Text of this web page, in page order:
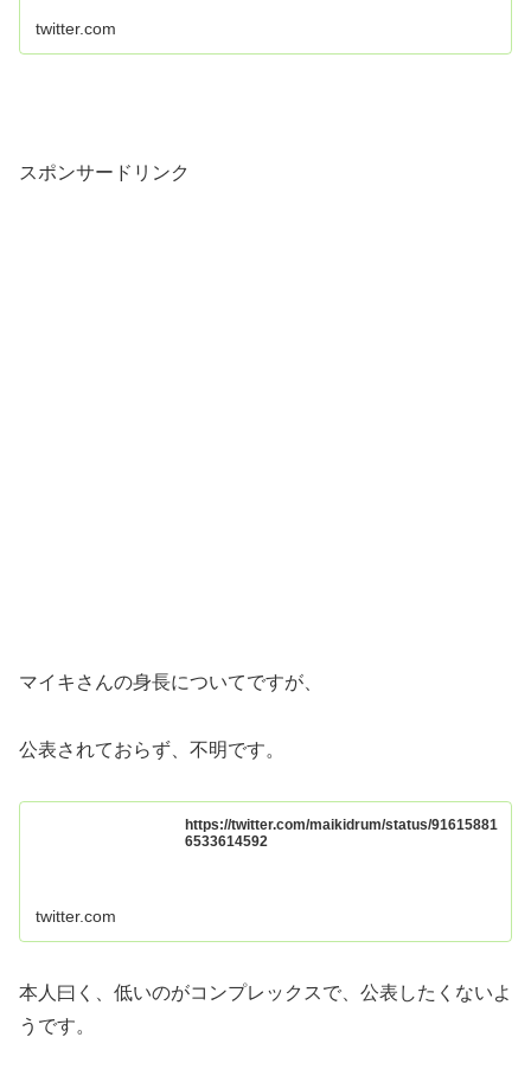
twitter.com
スポンサードリンク
マイキさんの身長についてですが、
公表されておらず、不明です。
https://twitter.com/maikidrum/status/91615881
6533614592
twitter.com
本人曰く、低いのがコンプレックスで、公表したくないよ
うです。